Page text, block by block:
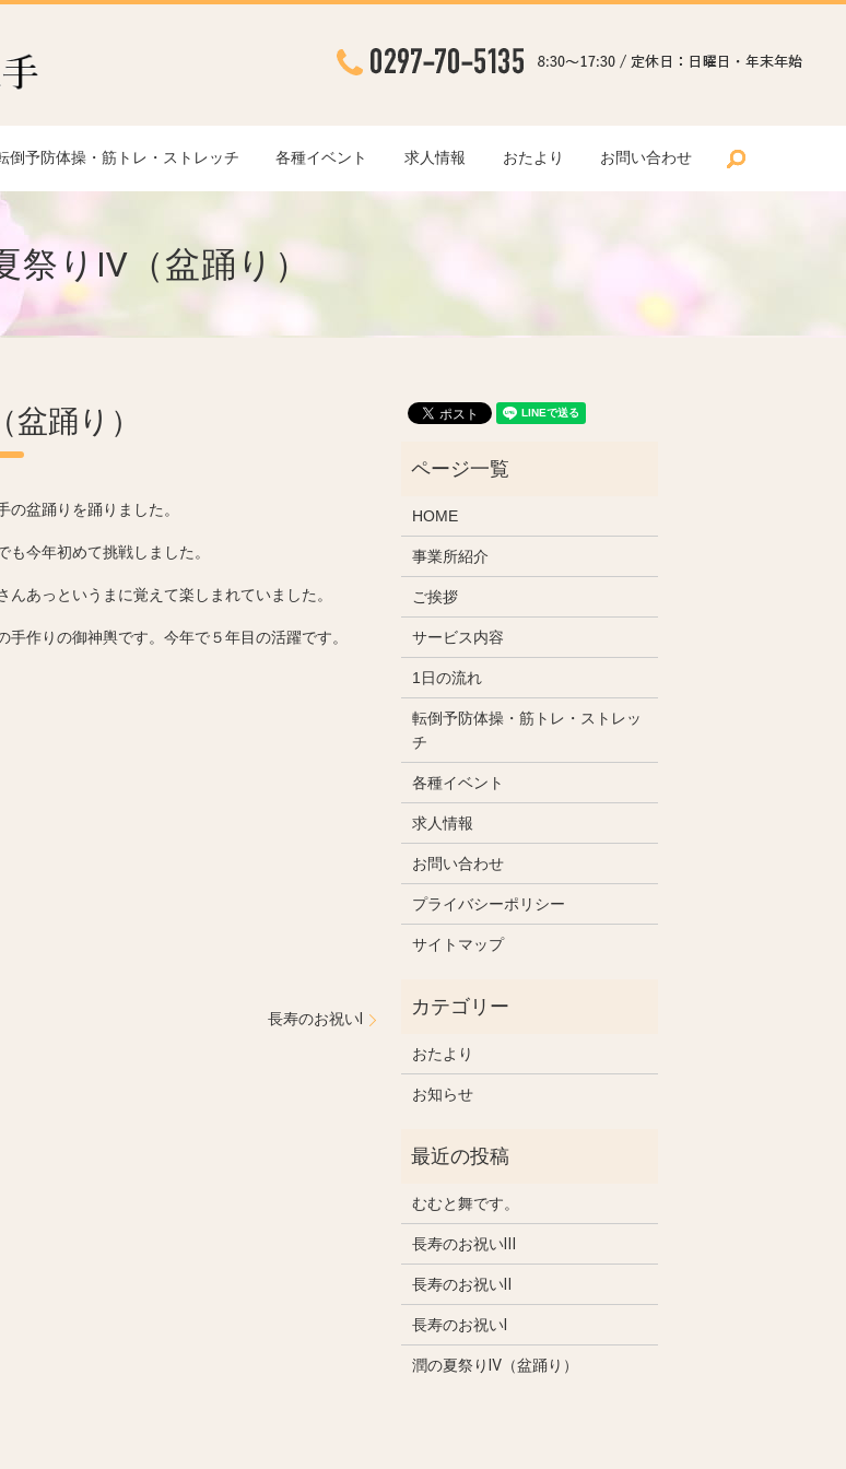
倒予防体操・筋トレ・ストレッチ 各種イベント 求人情報 おたより お問い合わせ search
祭りⅣ（盆踊り）
踊り）
の盆踊りを踊りました。
も今年初めて挑戦しました。
んあっというまに覚えて楽しまれていました。
手作りの御神輿です。今年で５年目の活躍です。
長寿のお祝いⅠ
HOME
事業所紹介
ご挨拶
サービス内容
1日の流れ
転倒予防体操・筋トレ・ストレッ
チ
各種イベント
求人情報
お問い合わせ
プライバシーポリシー
サイトマップ
おたより
お知らせ
むむと舞です。
長寿のお祝いⅢ
長寿のお祝いⅡ
長寿のお祝いⅠ
潤の夏祭りⅣ（盆踊り）